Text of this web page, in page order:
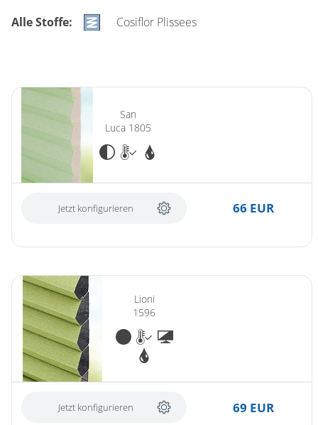
Alle Stoffe: Cosiflor Plissees
San
Luca 1805
Jetzt konfigurieren 66 EUR
Lioni
1596
Jetzt konfigurieren 69 EUR